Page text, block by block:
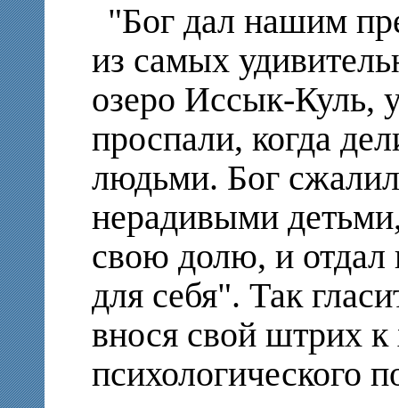
"Бог дал нашим
из самых
озеро Иссык-Куль,
проспали, когда
людьми. Бог
нерадивыми
свою долю, и отдал
для себя". Так
внося свой штрих к
психологического